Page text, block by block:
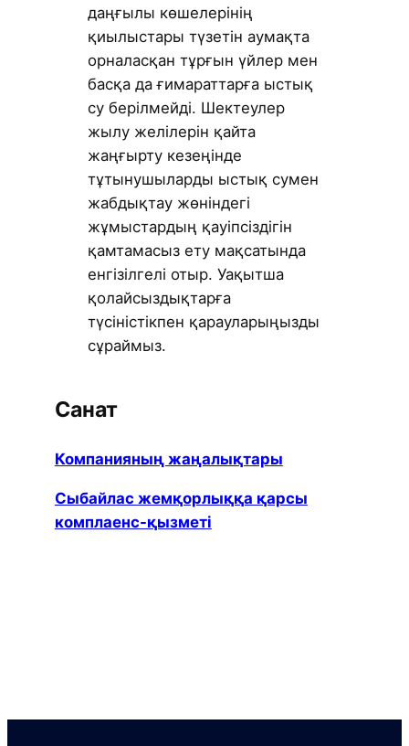
даңғылы көшелерінің
қиылыстары түзетін аумақта
орналасқан тұрғын үйлер мен
басқа да ғимараттарға ыстық
су берілмейді. Шектеулер
жылу желілерін қайта
жаңғырту кезеңінде
тұтынушыларды ыстық сумен
жабдықтау жөніндегі
жұмыстардың қауіпсіздігін
қамтамасыз ету мақсатында
енгізілгелі отыр. Уақытша
қолайсыздықтарға
түсіністікпен қарауларыңызды
сұраймыз.
Санат
Компанияның жаңалықтары
Сыбайлас жемқорлыққа қарсы
комплаенс-қызметі